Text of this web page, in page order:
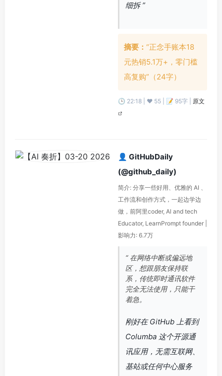
细拆 ”
摘要： “正念手账本18
元热销5.1万+，零门槛
高复购”（24字）
🕒 22:18 | ❤️ 55 | 📝 95字 | 原文
👤 GitHubDaily
(@github_daily)
简介: 分享一些好用、优雅的 AI 、
工作流和创作方式，一起边学边
做，前阿里coder, Al and tech
Educator, LearnPrompt founder |
影响力: 6.7万
“ 在网络中断或偏远地
区，想跟朋友保持联
系，传统即时通讯软件
完全无法使用，只能干
着急。
刚好在 GitHub 上看到
Columba 这个开源通
讯应用，无需互联网、
基站或任何中心服务